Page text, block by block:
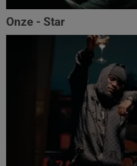
Onze - Star